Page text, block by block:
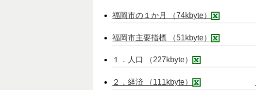
福岡市の１か月 （74kbyte）
福岡市主要指標 （51kbyte）
１．人口 （227kbyte）
２．経済 （111kbyte）